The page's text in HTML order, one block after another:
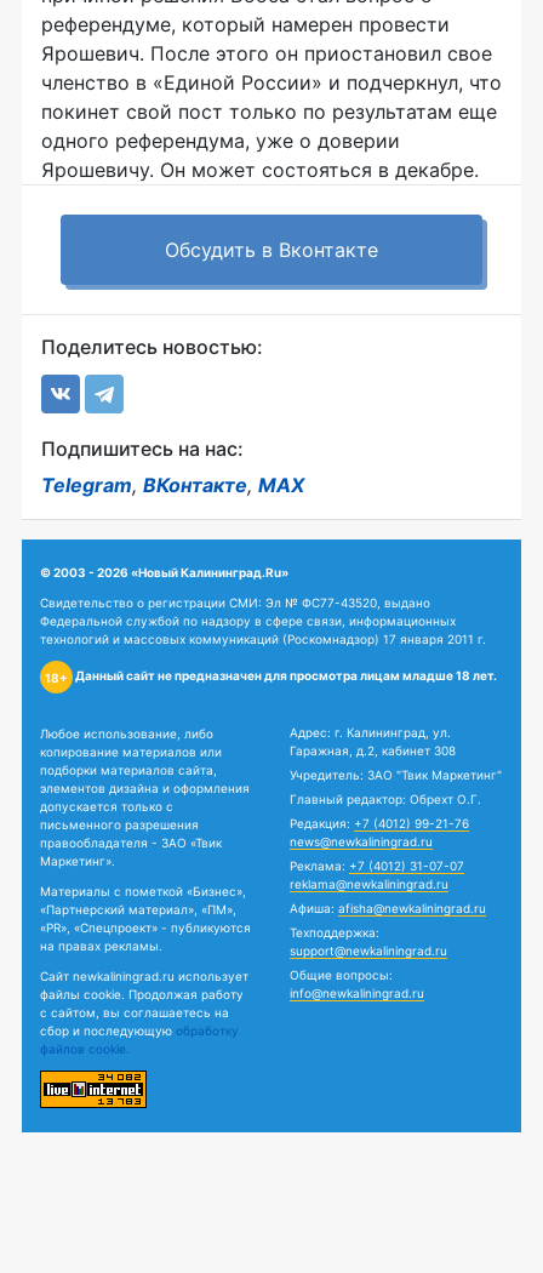
референдуме, который намерен провести
Ярошевич. После этого он приостановил свое
членство в «Единой России» и подчеркнул, что
покинет свой пост только по результатам еще
одного референдума, уже о доверии
Ярошевичу. Он может состояться в декабре.
Обсудить в Вконтакте
Поделитесь новостью:
Подпишитесь на нас:
Telegram, ВКонтакте, MAX
© 2003 - 2026 «Новый Калининград.Ru»
Свидетельство о регистрации СМИ: Эл № ФС77-43520, выдано
Федеральной службой по надзору в сфере связи, информационных
технологий и массовых коммуникаций (Роскомнадзор) 17 января 2011 г.
18+ Данный сайт не предназначен для просмотра лицам младше 18 лет.
Любое использование, либо
копирование материалов или
подборки материалов сайта,
элементов дизайна и оформления
допускается только с
письменного разрешения
правообладателя - ЗАО «Твик
Маркетинг».
Материалы с пометкой «Бизнес»,
«Партнерский материал», «ПМ»,
«PR», «Спецпроект» - публикуются
на правах рекламы.
Сайт newkaliningrad.ru использует
файлы cookie. Продолжая работу
с сайтом, вы соглашаетесь на
сбор и последующую обработку
файлов cookie.
Адрес: г. Калининград, ул.
Гаражная, д.2, кабинет 308
Учредитель: ЗАО "Твик Маркетинг"
Главный редактор: Обрехт О.Г.
Редакция: +7 (4012) 99-21-76
news@newkaliningrad.ru
Реклама: +7 (4012) 31-07-07
reklama@newkaliningrad.ru
Афиша: afisha@newkaliningrad.ru
Техподдержка:
support@newkaliningrad.ru
Общие вопросы:
info@newkaliningrad.ru